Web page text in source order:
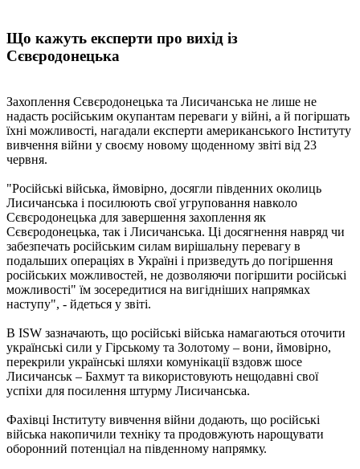
Що кажуть експерти про вихід із
Сєвєродонецька
Захоплення Сєвєродонецька та Лисичанська не лише не
надасть російським окупантам переваги у війні, а й погіршать
їхні можливості, нагадали експерти американського Інституту
вивчення війни у ​​своєму новому щоденному звіті від 23
червня.
"Російські війська, ймовірно, досягли південних околиць
Лисичанська і посилюють свої угруповання навколо
Сєвєродонецька для завершення захоплення як
Сєвєродонецька, так і Лисичанська. Ці досягнення навряд чи
забезпечать російським силам вирішальну перевагу в
подальших операціях в Україні і призведуть до погіршення
російських можливостей, не дозволяючи погіршити російські
можливості" їм зосередитися на вигідніших напрямках
наступу", - йдеться у звіті.
В ISW зазначають, що російські війська намагаються оточити
українські сили у Гірському та Золотому – вони, ймовірно,
перекрили українські шляхи комунікації вздовж шосе
Лисичанськ – Бахмут та використовують нещодавні свої
успіхи для посилення штурму Лисичанська.
Фахівці Інституту вивчення війни додають, що російські
війська накопичили техніку та продовжують нарощувати
оборонний потенціал на південному напрямку.